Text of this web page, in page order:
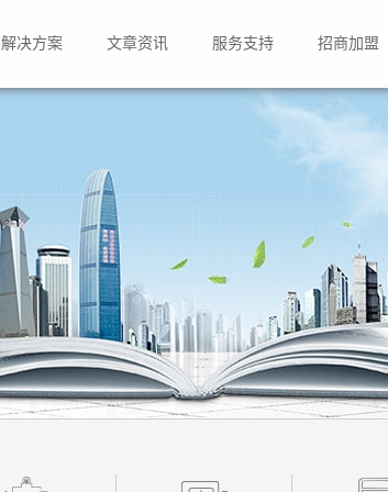
解决方案 文章资讯 服务支持 招商加盟